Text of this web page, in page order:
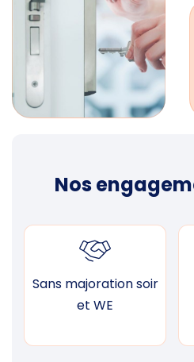
Nos
Sans majoration soir
et WE